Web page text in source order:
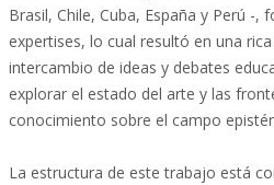
Brasil, Chile, Cuba, España y Perú -,
expertises, lo cual resultó en una
intercambio de ideas y debates
explorar el estado del arte y las
conocimiento sobre el campo
La estructura de este trabajo está